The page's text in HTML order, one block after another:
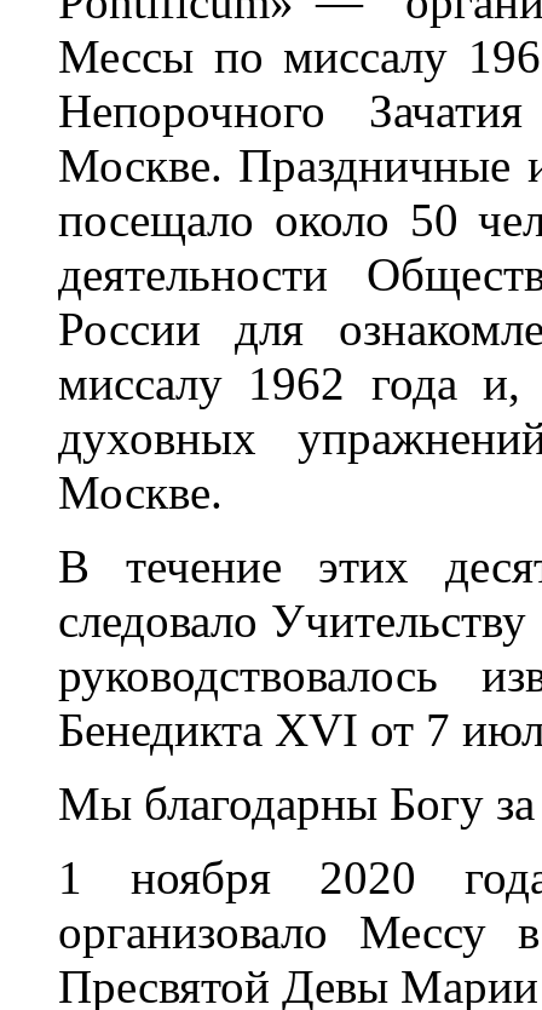
Мессы по миссалу
Непорочного
Москве. Праздничные
посещало около 50
деятельности
России для
миссалу 1962 года и,
духовных
Москве.
В течение этих
следовало
руководствовалось
Бенедикта XVI от 7
Мы благодарны Богу
1 ноября 2020
организовало Мессу
Пресвятой Девы